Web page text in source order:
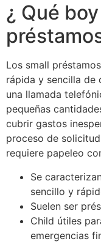
¿ Qué
Los small
rápida y sencilla de
una llamada
pequeñas
cubrir gastos
proceso de
requiere papeleo
Se
sencillo y
Suelen ser
Child útiles
emergencias